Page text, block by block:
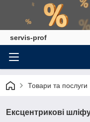
servis-prof
Товари та послуги
Ексцентрикові